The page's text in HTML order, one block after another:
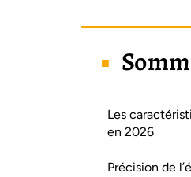
Les
en 2026
Précision de